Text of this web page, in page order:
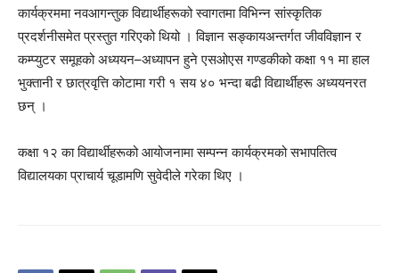
कार्यक्रममा नवआगन्तुक विद्यार्थीहरूको स्वागतमा विभिन्न सांस्कृतिक
प्रदर्शनीसमेत प्रस्तुत गरिएको थियो । विज्ञान सङ्कायअन्तर्गत जीवविज्ञान र
कम्प्युटर समूहको अध्ययन–अध्यापन हुने एसओएस गण्डकीको कक्षा ११ मा हाल
भुक्तानी र छात्रवृत्ति कोटामा गरी १ सय ४० भन्दा बढी विद्यार्थीहरू अध्ययनरत
छन् ।
कक्षा १२ का विद्यार्थीहरूको आयोजनामा सम्पन्न कार्यक्रमको सभापतित्व
विद्यालयका प्राचार्य चूडामणि सुवेदीले गरेका थिए ।